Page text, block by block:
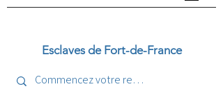
Esclaves de Fort-de-France